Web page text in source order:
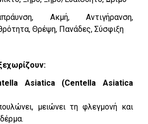
Ακμή, Αντιγήρανση,
Θρέψη, Πανάδες, Σύσφιξη
Asiatica (Centella Asiatica
μειώνει τη φλεγμονή και